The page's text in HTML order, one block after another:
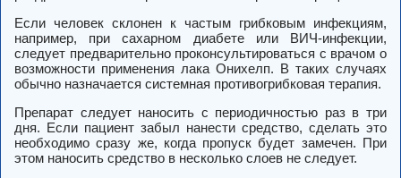
Если человек склонен к частым грибковым инфекциям,
например, при сахарном диабете или ВИЧ-инфекции,
следует предварительно проконсультироваться с врачом о
возможности применения лака Онихелп. В таких случаях
обычно назначается системная противогрибковая терапия.
Препарат следует наносить с периодичностью раз в три
дня. Если пациент забыл нанести средство, сделать это
необходимо сразу же, когда пропуск будет замечен. При
этом наносить средство в несколько слоев не следует.